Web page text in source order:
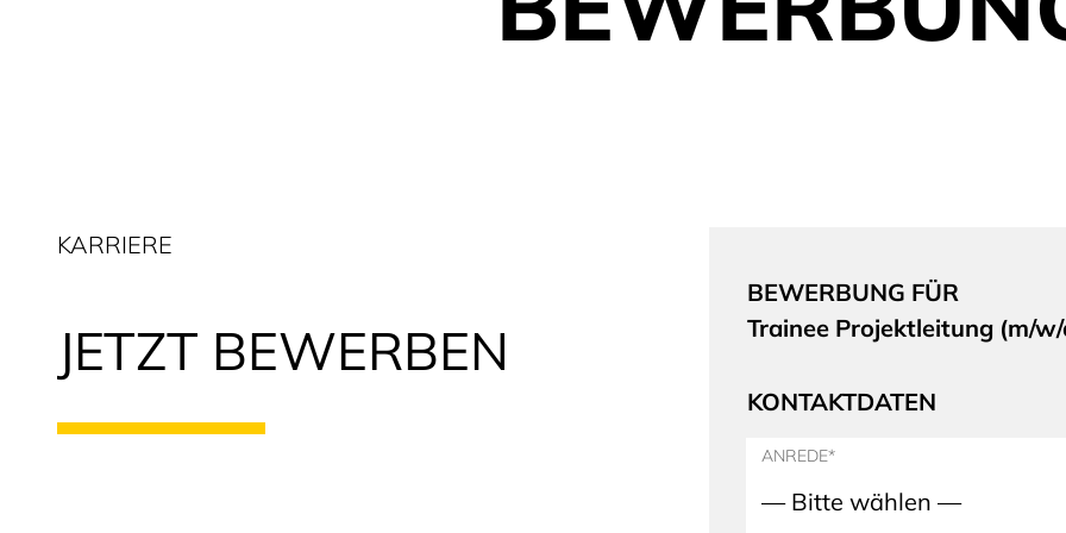
KARRIERE
JETZT BEWERBEN
BEWERBUNG FÜR
Trainee Projektleitung (m/
KONTAKTDATEN
ANREDE*